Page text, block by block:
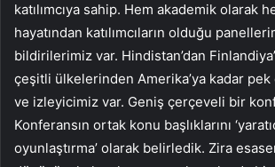
katılımcıya sahip. Hem akademik olarak
hayatından katılımcıların olduğu
bildirilerimiz var. Hindistan’dan
çeşitli ülkelerinden Amerika’ya kadar pek
ve izleyicimiz var. Geniş çerçeveli bir
Konferansın ortak konu başlıklarını
oyunlaştırma’ olarak belirledik. Zira